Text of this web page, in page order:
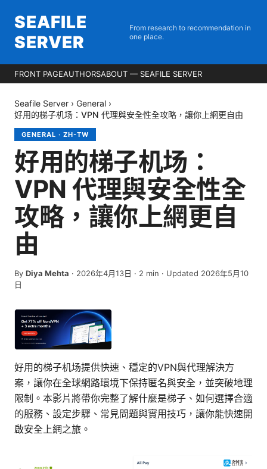
SEAFILE
SERVER
From research to recommendation in
one place.
FRONT PAGEAUTHORSABOUT — SEAFILE SERVER
Seafile Server › General ›
好用的梯子机场：VPN 代理與安全性全攻略，讓你上網更自由
GENERAL · ZH-TW
好用的梯子机场：
VPN 代理與安全性全
攻略，讓你上網更自
由
By Diya Mehta · 2026年4月13日 · 2 min · Updated 2026年5月10
日
好用的梯子机场提供快速、穩定的VPN與代理解決方
案，讓你在全球網路環境下保持匿名與安全，並突破地理
限制。本影片將帶你完整了解什麼是梯子、如何選擇合適
的服務、設定步驟、常見問題與實用技巧，讓你能快速開
啟安全上網之旅。